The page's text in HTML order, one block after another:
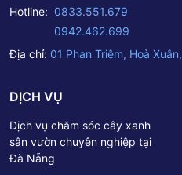
Hotline: 0833.551.679
0942.462.699
Địa chỉ: 01 Phan Triêm, Hoà
DỊCH VỤ
Dịch vụ chăm sóc cây xanh
sân vườn chuyên nghiệp tại
Đà Nẵng